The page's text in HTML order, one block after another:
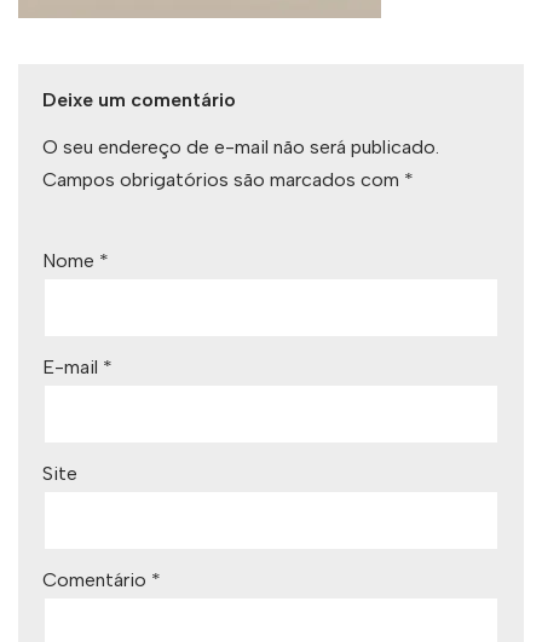
Deixe um comentário
O seu endereço de e-mail não será publicado.
Campos obrigatórios são marcados com *
Nome *
E-mail *
Site
Comentário *